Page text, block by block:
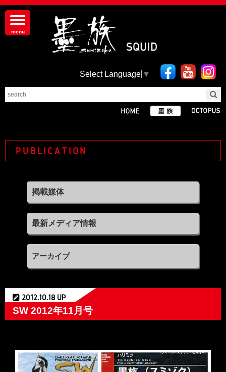
Select Language ▼
PUBLICATION
アーカイブ
2012.10.18 UP
SW 2012年11月号